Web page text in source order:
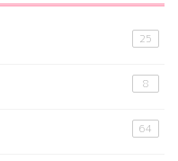
25
8
64